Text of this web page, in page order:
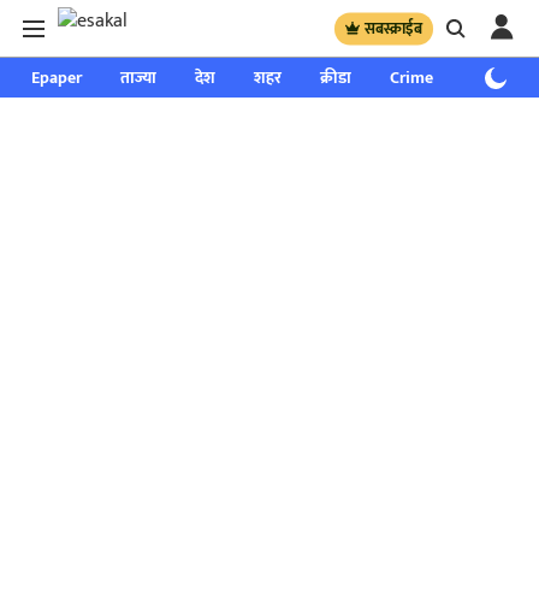
सबस्क्राईब
Epaper ताज्या देश शहर क्रीडा Crime साप्ताहिक